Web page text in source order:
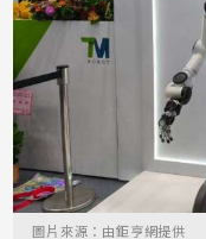
圖片來源：由鉅亨網提供